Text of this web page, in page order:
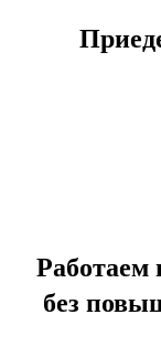
Работаем
без